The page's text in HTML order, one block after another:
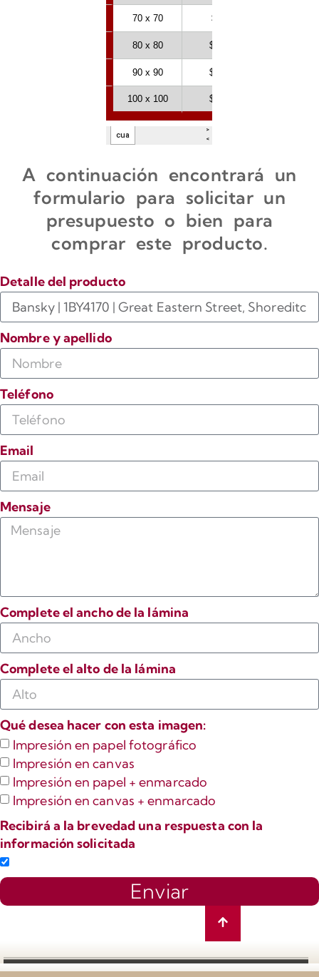
A continuación encontrará un
formulario para solicitar un
presupuesto o bien para
comprar este producto.
Detalle del producto
Nombre y apellido
Teléfono
Email
Mensaje
Complete el ancho de la lámina
Complete el alto de la lámina
Qué desea hacer con esta imagen:
Impresión en papel fotográfico
Impresión en canvas
Impresión en papel + enmarcado
Impresión en canvas + enmarcado
Recibirá a la brevedad una respuesta con la
información solicitada
Enviar